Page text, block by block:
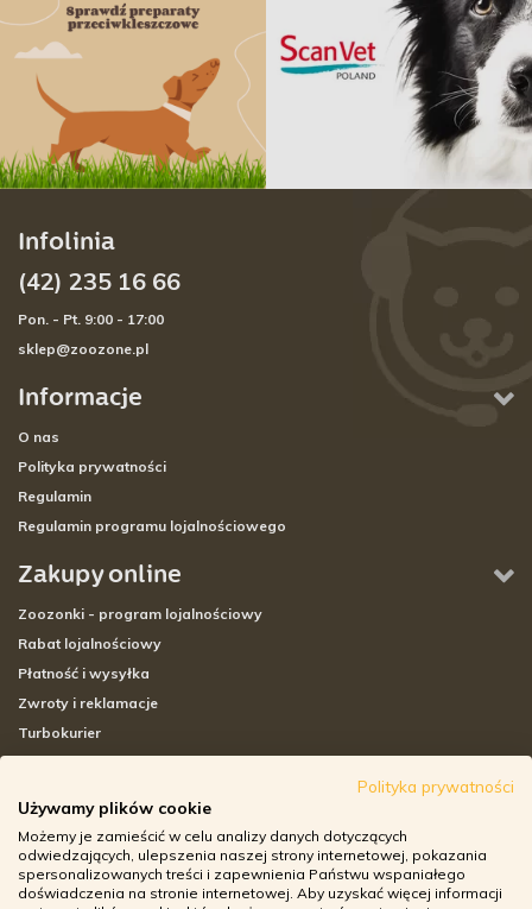
Informacje
O nas
Polityka prywatności
Regulamin
Regulamin programu lojalnościowego
Zakupy online
Zoozonki - program lojalnościowy
Rabat lojalnościowy
Płatność i wysyłka
Zwroty i reklamacje
Turbokurier
Adresy sklepów stacjonarnych
Godziny otwarcia sklepów
Aplikacja zoozone.pl
Infolinia
(42) 235 16 66
Pon. - Pt. 9:00 - 17:00
sklep@zoozone.pl
Polityka prywatności
Używamy plików cookie
Możemy je zamieścić w celu analizy danych dotyczących
odwiedzających, ulepszenia naszej strony internetowej, pokazania
spersonalizowanych treści i zapewnienia Państwu wspaniałego
doświadczenia na stronie internetowej. Aby uzyskać więcej informacji